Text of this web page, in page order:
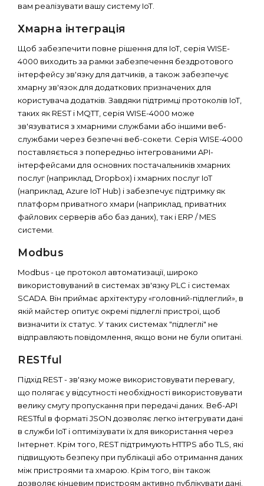
вам реалізувати вашу систему IoT.
Хмарна інтеграція
Щоб забезпечити повне рішення для IoT, серія WISE-
4000 виходить за рамки забезпечення бездротового
інтерфейсу зв'язку для датчиків, а також забезпечує
хмарну зв'язок для додаткових призначених для
користувача додатків. Завдяки підтримці протоколів IoT,
таких як REST і MQTT, серія WISE-4000 може
зв'язуватися з хмарними службами або іншими веб-
службами через безпечні веб-сокети. Серія WISE-4000
поставляється з попередньо інтегрованими API-
інтерфейсами для основних постачальників хмарних
послуг (наприклад, Dropbox) і хмарних послуг IoT
(наприклад, Azure IoT Hub) і забезпечує підтримку як
платформ приватного хмари (наприклад, приватних
файлових серверів або баз даних), так і ERP / MES
системи.
Modbus
Modbus - це протокол автоматизації, широко
використовуваний в системах зв'язку PLC і системах
SCADA. Він приймає архітектуру «головний-підлеглий», в
якій майстер опитує окремі підлеглі пристрої, щоб
визначити їх статус. У таких системах "підлеглі" не
відправляють повідомлення, якщо вони не були опитані.
RESTful
Підхід REST - зв'язку може використовувати перевагу,
що полягає у відсутності необхідності використовувати
велику смугу пропускання при передачі даних. Веб-API
RESTful в форматі JSON дозволяє легко інтегрувати дані
в служби IoT і оптимізувати їх для використання через
Інтернет. Крім того, REST підтримують HTTPS або TLS, які
підвищують безпеку при публікації або отримання даних
між пристроями та хмарою. Крім того, він також
дозволяє кінцевим пристроям активно публікувати дані.